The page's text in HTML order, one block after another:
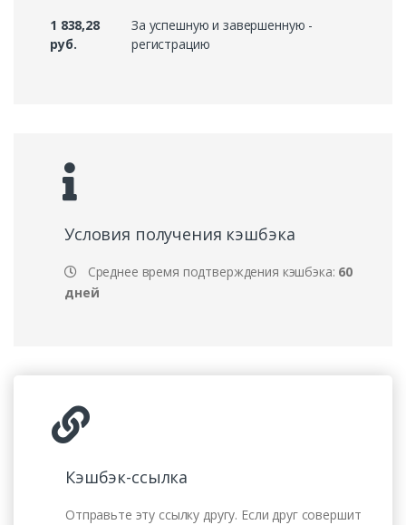
1 838,28
руб.
За успешную и завершенную -
регистрацию
Условия получения кэшбэка
Среднее время подтверждения кэшбэка: 60
дней
Кэшбэк-ссылка
Отправьте эту ссылку другу. Если друг совершит